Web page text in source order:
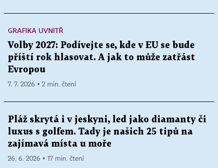
GRAFIKA UVNITŘ
Volby 2027: Podívejte se, kde v EU se bude
příští rok hlasovat. A jak to může zatřást
Evropou
7. 7. 2026 ▪ 2 min. čtení
Pláž skrytá i v jeskyni, led jako diamanty či
luxus s golfem. Tady je našich 25 tipů na
zajímavá místa u moře
26. 6. 2026 ▪ 17 min. čtení